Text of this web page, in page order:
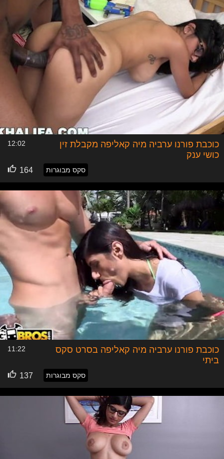
כוכבת פורנו ערביה מיה קאליפה מקבלת זין
כושי ענק
12:02
סקס מבוגרות 164
כוכבת פורנו ערביה מיה קאליפה בסרט סקס
ביתי
11:22
סקס מבוגרות 137